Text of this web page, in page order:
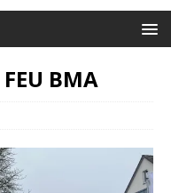
BMA